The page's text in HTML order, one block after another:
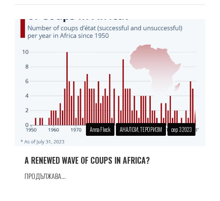
Anna Fleck АНАЛІЗИ, ТЕРОРИЗМ сер 3 2023
A RENEWED WAVE OF COUPS IN AFRICA?
ПРОДЪЛЖАВА...